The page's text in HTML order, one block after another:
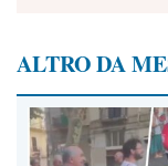
ALTRO DA